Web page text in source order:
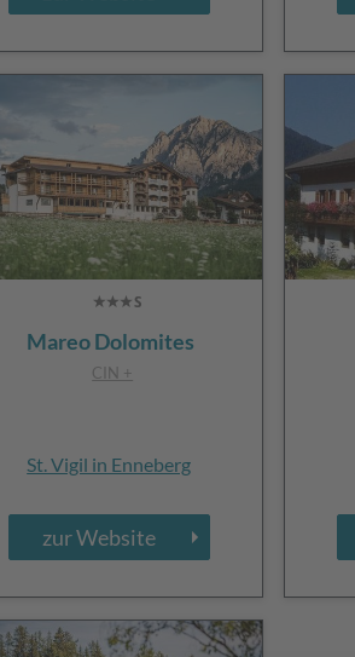
Mareo Dolomites
CIN +
St. Vigil in Enneberg
zur Website